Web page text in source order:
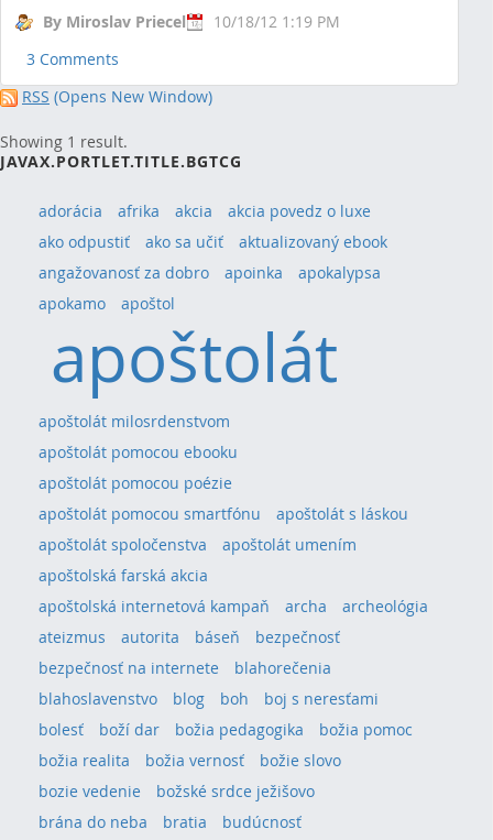
By Miroslav Priecel
10/18/12 1:19 PM
3 Comments
RSS (Opens New Window)
Showing 1 result.
JAVAX.PORTLET.TITLE.BGTCG
adorácia afrika akcia
akcia povedz o luxe
ako odpustiť
ako sa učiť
aktualizovaný ebook
angažovanosť za dobro
apoinka
apokalypsa
apokamo
apoštol
apoštolát
apoštolát milosrdenstvom
apoštolát pomocou ebooku
apoštolát pomocou poézie
apoštolát pomocou smartfónu
apoštolát s láskou
apoštolát spoločenstva
apoštolát umením
apoštolská farská akcia
apoštolská internetová kampaň
archa
archeológia
ateizmus
autorita báseň
bezpečnosť
bezpečnosť na internete
blahorečenia
blahoslavenstvo
blog boh
boj s neresťami
bolesť
boží dar božia pedagogika
božia pomoc
božia realita
božia vernosť
božie slovo
bozie vedenie
božské srdce ježišovo
brána do neba
bratia
budúcnosť